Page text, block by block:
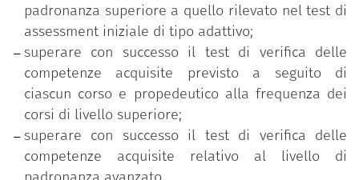
padronanza superiore a quello rilevato nel test di
assessment iniziale di tipo adattivo;
superare con successo il test di verifica delle
competenze acquisite previsto a seguito di
ciascun corso e propedeutico alla frequenza dei
corsi di livello superiore;
superare con successo il test di verifica delle
competenze acquisite relativo al livello di